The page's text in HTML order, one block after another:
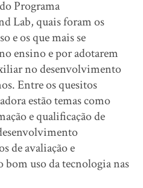
Programa
Lab, quais foram os
e os que mais se
ensino e por adotarem
no desenvolvimento
Entre os quesitos
estão temas como
e qualificação de
de avaliação e
uso da tecnologia nas